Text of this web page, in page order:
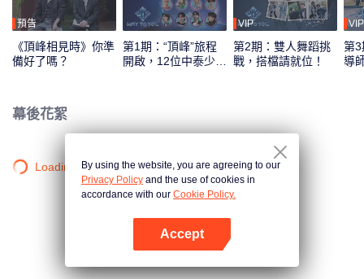
預告
《頂峰相見時》你準
備好了嗎？
第1期：“頂峰”旅程
開啟，12位中泰少年
VIP
第2期：雙人舞蹈挑
戰，搭檔請就位！
VIP
第3
導
幕後花絮
Loading…By using the website, you are agreeing to our
Privacy Policy and the use of cookies in
accordance with our Cookie Policy.
Accept